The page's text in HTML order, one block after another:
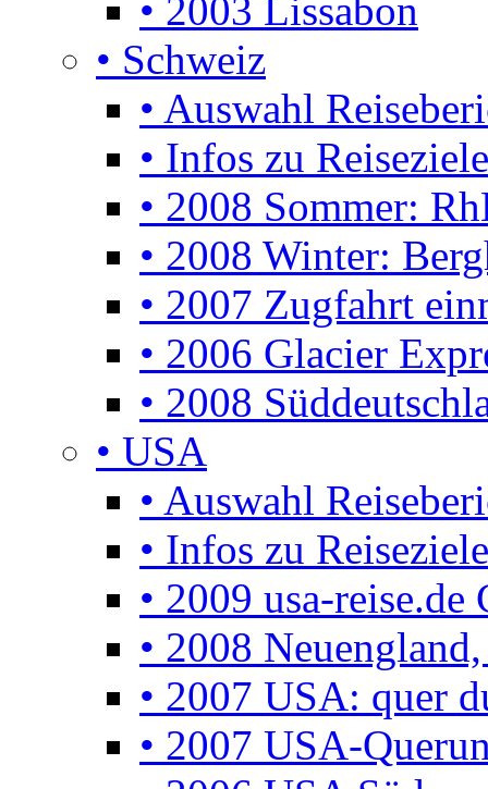
• 2003 Lissabon
• Schweiz
• Auswahl
• Infos zu
• 2008 Sommer:
• 2008 Winter:
• 2007 Zugfahrt
• 2006 Glacier
• 2008
• USA
• Auswahl
• Infos zu
• 2009 usa-reise.de
• 2008
• 2007 USA: quer
• 2007 USA-